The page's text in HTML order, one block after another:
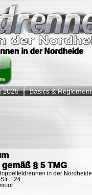
in der Nordheide
2025 Basics & Reglement
§ 5 TMG
in der Nordheide
124